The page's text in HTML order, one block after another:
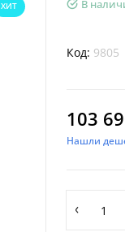
ХИТ В
Код: 9805
103
Нашли